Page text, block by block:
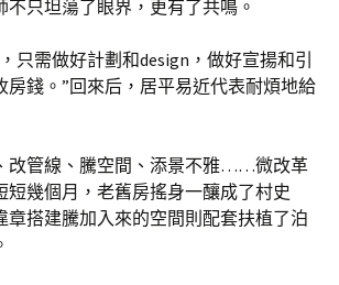
不只坦蕩了眼界，更有了共鳴。
只需做好計劃和design，做好宣揚和引
房錢。”回來后，居平易近代表耐煩地給
改管線、騰空間、添景不雅……微改革
短幾個月，老舊房搖身一釀成了村史
章搭建騰加入來的空間則配套扶植了泊